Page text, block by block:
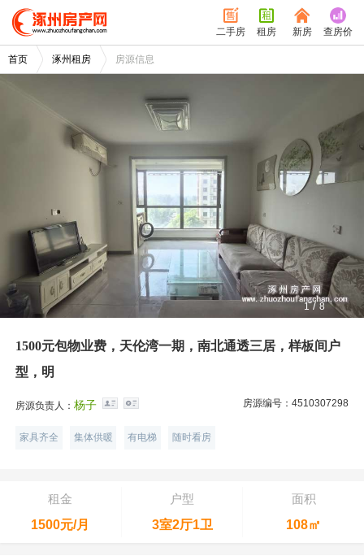
二手房 租房 新房 查房价
首页 涿州租房 房源信息
1/8
1500元包物业费，天伦湾一期，南北通透三居，样板间户
型，明
房源负责人：杨子 房源编号：4510307298
家具齐全 集体供暖 有电梯 随时看房
租金
1500元/月
户型
3室2厅1卫
面积
108㎡